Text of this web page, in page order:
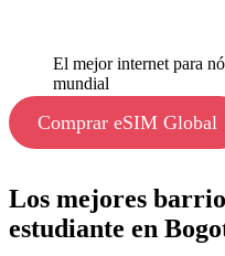
El mejor internet para
mundial
Comprar eSIM Global
Los mejores
estudiante en